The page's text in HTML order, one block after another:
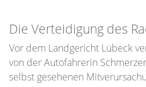
Die Verteidigung des
Vor dem Landgericht Lübeck
von der Autofahrerin
selbst gesehenen